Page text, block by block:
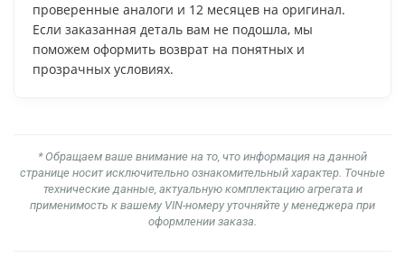
проверенные аналоги и 12 месяцев на оригинал.
Если заказанная деталь вам не подошла, мы
поможем оформить возврат на понятных и
прозрачных условиях.
* Обращаем ваше внимание на то, что информация на данной
странице носит исключительно ознакомительный характер. Точные
технические данные, актуальную комплектацию агрегата и
применимость к вашему VIN-номеру уточняйте у менеджера при
оформлении заказа.